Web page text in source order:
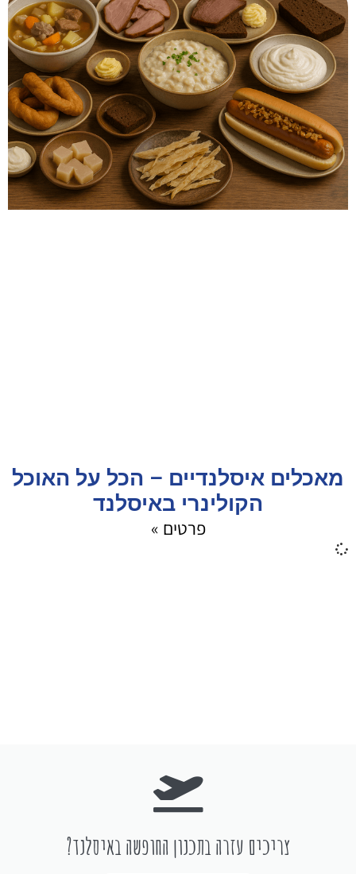
מאכלים איסלנדיים – הכל על האוכל
הקולינרי באיסלנד
פרטים »
צריכים עזרה בתכנון החופשה באיסלנד?